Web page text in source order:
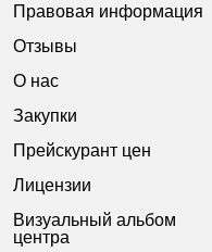
Правовая информация
Отзывы
О нас
Закупки
Прейскурант цен
Лицензии
Визуальный альбом
центра